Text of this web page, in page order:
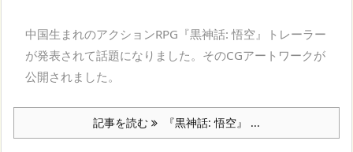
中国生まれのアクションRPG『黒神話: 悟空』トレーラー
が発表されて話題になりました。そのCGアートワークが
公開されました。
記事を読む 『黒神話: 悟空』 ...